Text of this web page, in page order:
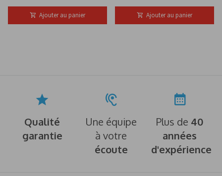
Ajouter au panier Ajouter au panier
Qualité
garantie
Une équipe
à votre
écoute
Plus de 40
années
d'expérience